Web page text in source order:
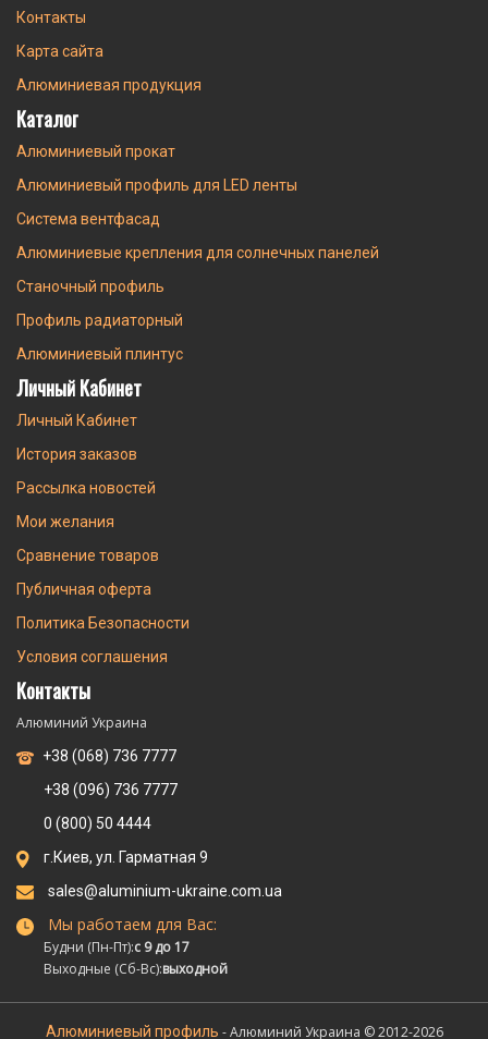
Контакты
Карта сайта
Алюминиевая продукция
Каталог
Алюминиевый прокат
Алюминиевый профиль для LED ленты
Система вентфасад
Алюминиевые крепления для солнечных панелей
Станочный профиль
Профиль радиаторный
Алюминиевый плинтус
Личный Кабинет
Личный Кабинет
История заказов
Рассылка новостей
Мои желания
Сравнение товаров
Публичная оферта
Политика Безопасности
Условия соглашения
Контакты
Алюминий Украина
+38 (068) 736 7777
+38 (096) 736 7777
0 (800) 50 4444
г.Киев, ул. Гарматная 9
sales@aluminium-ukraine.com.ua
Мы работаем для Вас:
Будни (Пн-Пт):с 9 до 17
Выходные (Сб-Вс):выходной
Алюминиевый профиль - Алюминий Украина © 2012-2026